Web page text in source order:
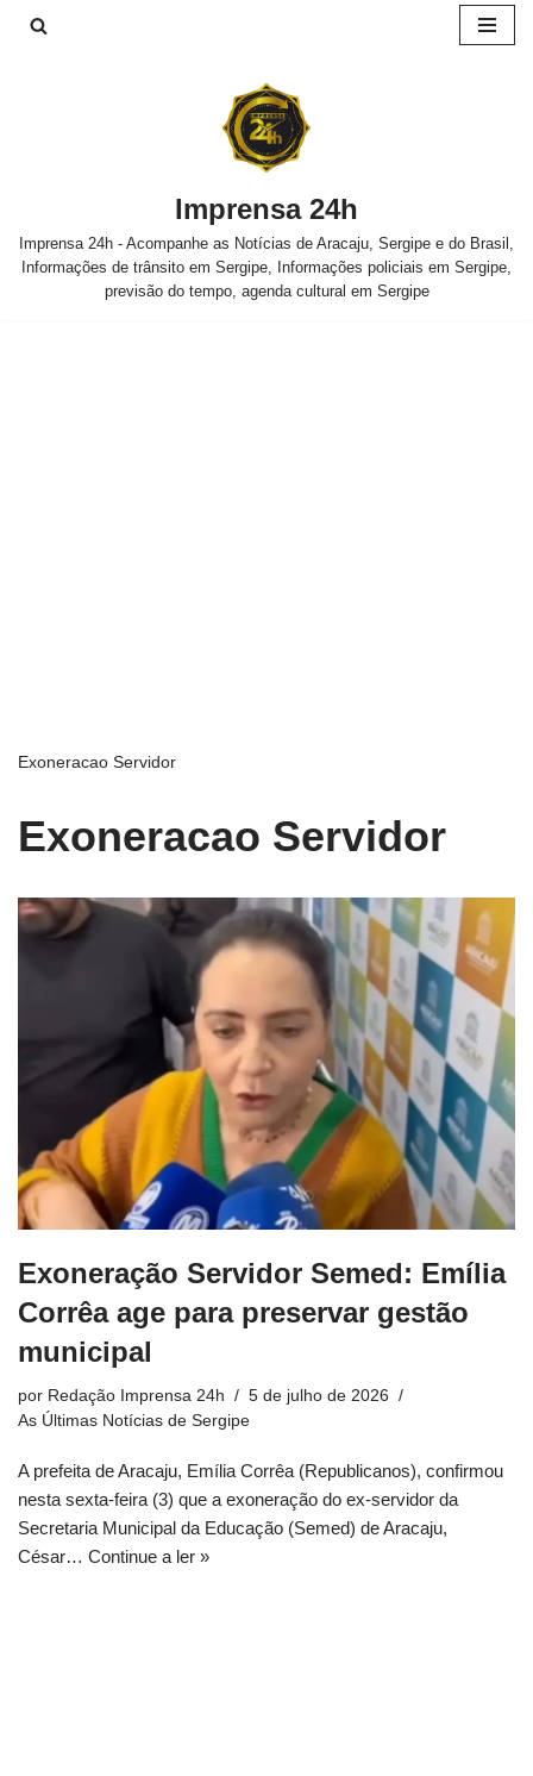
Imprensa 24h
Imprensa 24h - Acompanhe as Notícias de Aracaju, Sergipe e do Brasil,
Informações de trânsito em Sergipe, Informações policiais em Sergipe,
previsão do tempo, agenda cultural em Sergipe
Exoneracao Servidor
Exoneracao Servidor
Exoneração Servidor Semed: Emília
Corrêa age para preservar gestão
municipal
por Redação Imprensa 24h
5 de julho de 2026
As Últimas Notícias de Sergipe
A prefeita de Aracaju, Emília Corrêa (Republicanos), confirmou
nesta sexta-feira (3) que a exoneração do ex-servidor da
Secretaria Municipal da Educação (Semed) de Aracaju,
César… Continue a ler »